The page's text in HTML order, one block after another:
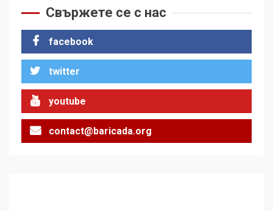
Свържете се с нас
facebook
twitter
youtube
contact@baricada.org